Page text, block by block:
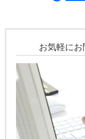
お気軽に